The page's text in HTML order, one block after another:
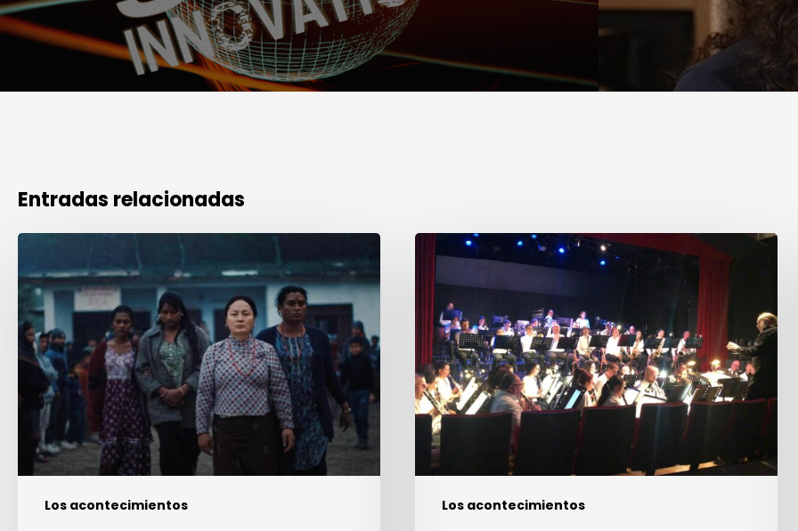
Entradas relacionadas
Los acontecimientos
la
Mejor
Creación
Sonora
Cannes
2026
Los acontecimientos
¡Únete
nosotros
enero
2027
para
una
quincena
de
orquestas!